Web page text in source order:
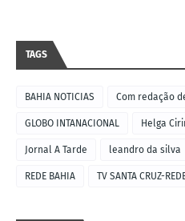
TAGS
BAHIA NOTICIAS Com redação
GLOBO INTANACIONAL Helga
Jornal A Tarde leandro da silva
REDE BAHIA TV SANTA CRUZ-